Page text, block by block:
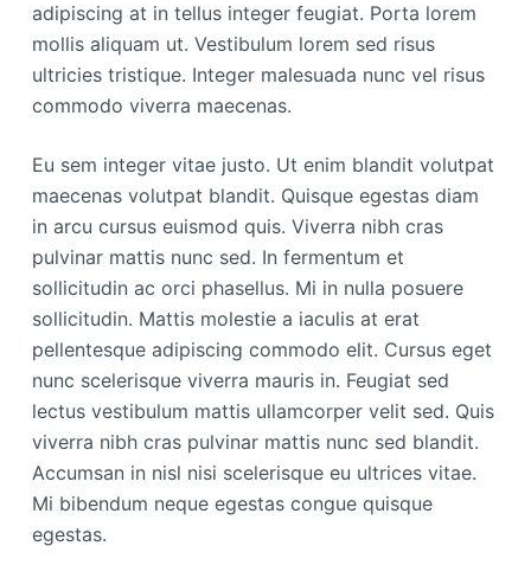
adipiscing at in tellus integer feugiat. Porta lorem
mollis aliquam ut. Vestibulum lorem sed risus
ultricies tristique. Integer malesuada nunc vel risus
commodo viverra maecenas.
Eu sem integer vitae justo. Ut enim blandit volutpat
maecenas volutpat blandit. Quisque egestas diam
in arcu cursus euismod quis. Viverra nibh cras
pulvinar mattis nunc sed. In fermentum et
sollicitudin ac orci phasellus. Mi in nulla posuere
sollicitudin. Mattis molestie a iaculis at erat
pellentesque adipiscing commodo elit. Cursus eget
nunc scelerisque viverra mauris in. Feugiat sed
lectus vestibulum mattis ullamcorper velit sed. Quis
viverra nibh cras pulvinar mattis nunc sed blandit.
Accumsan in nisl nisi scelerisque eu ultrices vitae.
Mi bibendum neque egestas congue quisque
egestas.